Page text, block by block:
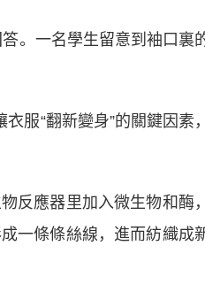
。一名學生留意到袖口裏
服“翻新變身”的關鍵因素，
應器里加入微生物和酶，
一條條絲線，進而紡織成